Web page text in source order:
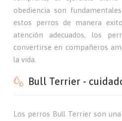
obediencia son
estos perros de manera
atención adecuados, los
convertirse en compañeros
la vida.
Bull Terrier -
Los perros Bull Terrier son